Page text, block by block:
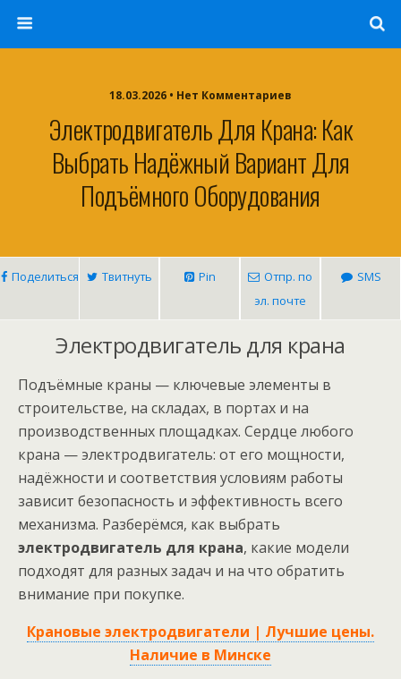
18.03.2026 • Нет Комментариев
Электродвигатель Для Крана: Как
Выбрать Надёжный Вариант Для
Подъёмного Оборудования
Поделиться Твитнуть Pin
Отпр. по
эл. почте
SMS
Электродвигатель для крана
Подъёмные краны — ключевые элементы в
строительстве, на складах, в портах и на
производственных площадках. Сердце любого
крана — электродвигатель: от его мощности,
надёжности и соответствия условиям работы
зависит безопасность и эффективность всего
механизма. Разберёмся, как выбрать
электродвигатель для крана, какие модели
подходят для разных задач и на что обратить
внимание при покупке.
Крановые электродвигатели | Лучшие цены.
Наличие в Минске